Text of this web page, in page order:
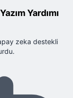
Yardımı
zeka destekli